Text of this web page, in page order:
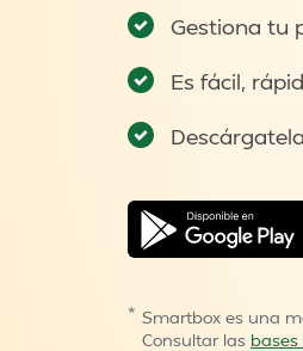
Gestiona tu
Es fácil,
* Smartbox es una
Consultar las bases